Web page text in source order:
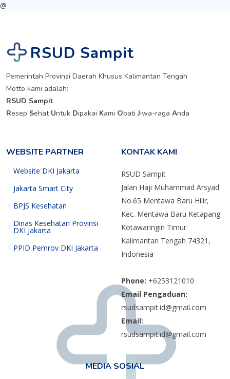
@
RSUD Sampit
Pemerintah Provinsi Daerah Khusus Kalimantan Tengah
Motto kami adalah:
RSUD Sampit
Resep Sehat Untuk Dipakai Kami ObatiJiwa-raga Anda
WEBSITE PARTNER
Website DKI Jakarta
Jakarta Smart City
BPJS Kesehatan
Dinas Kesehatan Provinsi
DKI Jakarta
PPID Pemrov DKI Jakarta
KONTAK KAMI
RSUD Sampit
Jalan Haji Muhammad Arsyad
No.65 Mentawa Baru Hilir,
Kec. Mentawa Baru Ketapang
Kotawaringin Timur
Kalimantan Tengah 74321,
Indonesia
Phone: +6253121010
Email Pengaduan:
rsudsampit.id@gmail.com
Email:
rsudsampit.id@gmail.com
MEDIA SOSIAL